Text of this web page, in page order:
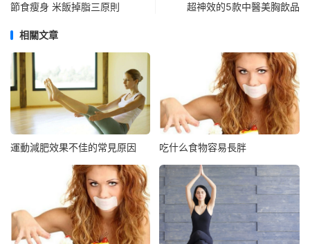
節食瘦身 米飯掉脂三原則 超神效的5款中醫美胸飲品
相關文章
運動減肥效果不佳的常見原因 吃什么食物容易長胖